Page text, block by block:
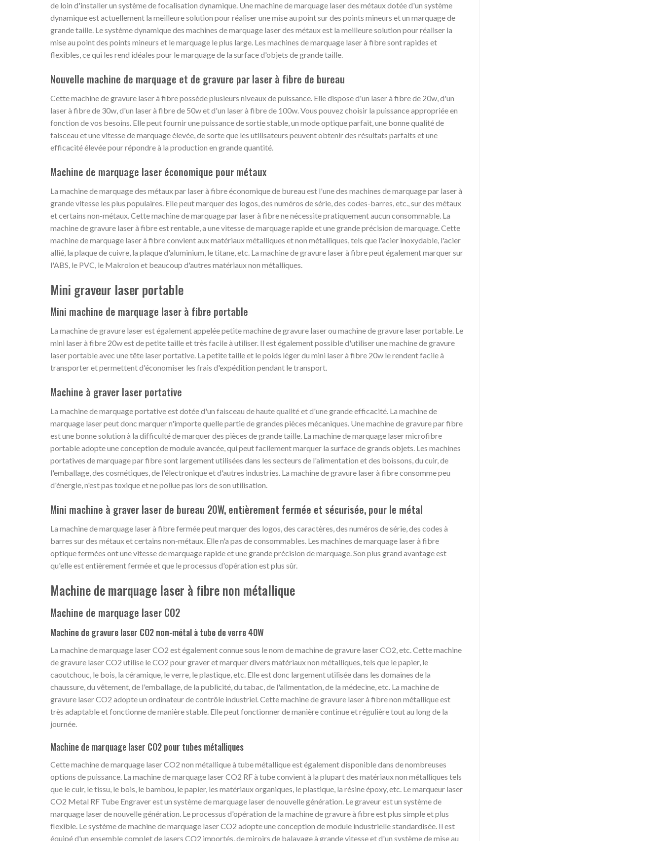
de loin d'installer un système de focalisation dynamique. Une machine de marquage laser des métaux dotée d'un système
dynamique est actuellement la meilleure solution pour réaliser une mise au point sur des points mineurs et un marquage de
grande taille. Le système dynamique des machines de marquage laser des métaux est la meilleure solution pour réaliser la
mise au point des points mineurs et le marquage le plus large. Les machines de marquage laser à fibre sont rapides et
flexibles, ce qui les rend idéales pour le marquage de la surface d'objets de grande taille.
Nouvelle machine de marquage et de gravure par laser à fibre de bureau
Cette machine de gravure laser à fibre possède plusieurs niveaux de puissance. Elle dispose d'un laser à fibre de 20w, d'un
laser à fibre de 30w, d'un laser à fibre de 50w et d'un laser à fibre de 100w. Vous pouvez choisir la puissance appropriée en
fonction de vos besoins. Elle peut fournir une puissance de sortie stable, un mode optique parfait, une bonne qualité de
faisceau et une vitesse de marquage élevée, de sorte que les utilisateurs peuvent obtenir des résultats parfaits et une
efficacité élevée pour répondre à la production en grande quantité.
Machine de marquage laser économique pour métaux
La machine de marquage des métaux par laser à fibre économique de bureau est l'une des machines de marquage par laser à
grande vitesse les plus populaires. Elle peut marquer des logos, des numéros de série, des codes-barres, etc., sur des métaux
et certains non-métaux. Cette machine de marquage par laser à fibre ne nécessite pratiquement aucun consommable. La
machine de gravure laser à fibre est rentable, a une vitesse de marquage rapide et une grande précision de marquage. Cette
machine de marquage laser à fibre convient aux matériaux métalliques et non métalliques, tels que l'acier inoxydable, l'acier
allié, la plaque de cuivre, la plaque d'aluminium, le titane, etc. La machine de gravure laser à fibre peut également marquer sur
l'ABS, le PVC, le Makrolon et beaucoup d'autres matériaux non métalliques.
Mini graveur laser portable
Mini machine de marquage laser à fibre portable
La machine de gravure laser est également appelée petite machine de gravure laser ou machine de gravure laser portable. Le
mini laser à fibre 20w est de petite taille et très facile à utiliser. Il est également possible d'utiliser une machine de gravure
laser portable avec une tête laser portative. La petite taille et le poids léger du mini laser à fibre 20w le rendent facile à
transporter et permettent d'économiser les frais d'expédition pendant le transport.
Machine à graver laser portative
La machine de marquage portative est dotée d'un faisceau de haute qualité et d'une grande efficacité. La machine de
marquage laser peut donc marquer n'importe quelle partie de grandes pièces mécaniques. Une machine de gravure par fibre
est une bonne solution à la difficulté de marquer des pièces de grande taille. La machine de marquage laser microfibre
portable adopte une conception de module avancée, qui peut facilement marquer la surface de grands objets. Les machines
portatives de marquage par fibre sont largement utilisées dans les secteurs de l'alimentation et des boissons, du cuir, de
l'emballage, des cosmétiques, de l'électronique et d'autres industries. La machine de gravure laser à fibre consomme peu
d'énergie, n'est pas toxique et ne pollue pas lors de son utilisation.
Mini machine à graver laser de bureau 20W, entièrement fermée et sécurisée, pour le métal
La machine de marquage laser à fibre fermée peut marquer des logos, des caractères, des numéros de série, des codes à
barres sur des métaux et certains non-métaux. Elle n'a pas de consommables. Les machines de marquage laser à fibre
optique fermées ont une vitesse de marquage rapide et une grande précision de marquage. Son plus grand avantage est
qu'elle est entièrement fermée et que le processus d'opération est plus sûr.
Machine de marquage laser à fibre non métallique
Machine de marquage laser CO2
Machine de gravure laser CO2 non-métal à tube de verre 40W
La machine de marquage laser CO2 est également connue sous le nom de machine de gravure laser CO2, etc. Cette machine
de gravure laser CO2 utilise le CO2 pour graver et marquer divers matériaux non métalliques, tels que le papier, le
caoutchouc, le bois, la céramique, le verre, le plastique, etc. Elle est donc largement utilisée dans les domaines de la
chaussure, du vêtement, de l'emballage, de la publicité, du tabac, de l'alimentation, de la médecine, etc. La machine de
gravure laser CO2 adopte un ordinateur de contrôle industriel. Cette machine de gravure laser à fibre non métallique est
très adaptable et fonctionne de manière stable. Elle peut fonctionner de manière continue et régulière tout au long de la
journée.
Machine de marquage laser CO2 pour tubes métalliques
Cette machine de marquage laser CO2 non métallique à tube métallique est également disponible dans de nombreuses
options de puissance. La machine de marquage laser CO2 RF à tube convient à la plupart des matériaux non métalliques tels
que le cuir, le tissu, le bois, le bambou, le papier, les matériaux organiques, le plastique, la résine époxy, etc. Le marqueur laser
CO2 Metal RF Tube Engraver est un système de marquage laser de nouvelle génération. Le graveur est un système de
marquage laser de nouvelle génération. Le processus d'opération de la machine de gravure à fibre est plus simple et plus
flexible. Le système de machine de marquage laser CO2 adopte une conception de module industrielle standardisée. Il est
équipé d'un ensemble complet de lasers CO2 importés, de miroirs de balayage à grande vitesse et d'un système de mise au